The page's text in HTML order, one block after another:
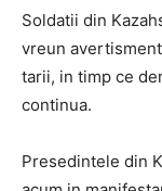
Soldatii din
vreun
tarii, in timp ce
continua.
Presedintele din